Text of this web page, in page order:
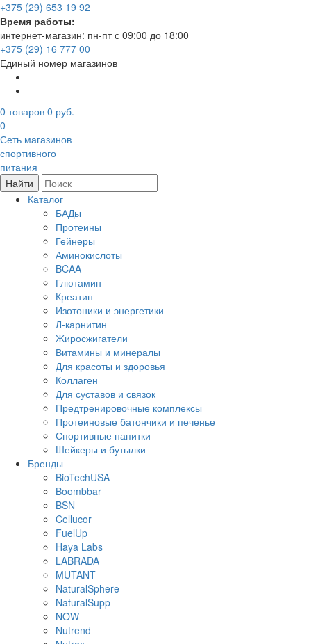
+375 (29) 653 19 92
Время работы:
интернет-магазин: пн-пт с 09:00 до 18:00
+375 (29) 16 777 00
Единый номер магазинов
0 товаров 0 руб.
0
Сеть магазинов
спортивного
питания
Найти
Каталог
БАДы
Протеины
Гейнеры
Аминокислоты
BCAA
Глютамин
Креатин
Изотоники и энергетики
Л-карнитин
Жиросжигатели
Витамины и минералы
Для красоты и здоровья
Коллаген
Для суставов и связок
Предтренировочные комплексы
Протеиновые батончики и печенье
Спортивные напитки
Шейкеры и бутылки
Бренды
BioTechUSA
Boombbar
BSN
Cellucor
FuelUp
Haya Labs
LABRADA
MUTANT
NaturalSphere
NaturalSupp
NOW
Nutrend